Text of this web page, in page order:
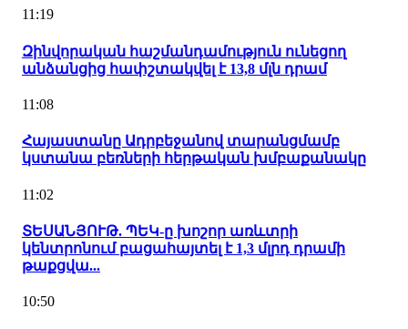
11:19
Զինվորական հաշմանդամություն ունեցող
անձանցից հափշտակվել է 13,8 մլն դրամ
11:08
Հայաստանը Ադրբեջանով տարանցմամբ
կստանա բեռների հերթական խմբաքանակը
11:02
ՏԵՍԱՆՅՈՒԹ. ՊԵԿ-ը խոշոր առևտրի
կենտրոնում բացահայտել է 1,3 մլրդ դրամի
թաքցվա...
10:50